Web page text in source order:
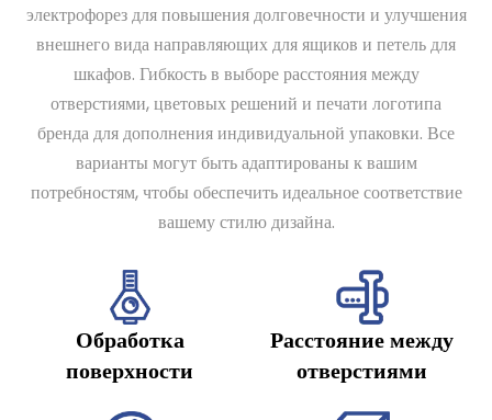
электрофорез для повышения долговечности и улучшения
внешнего вида направляющих для ящиков и петель для
шкафов. Гибкость в выборе расстояния между
отверстиями, цветовых решений и печати логотипа
бренда для дополнения индивидуальной упаковки. Все
варианты могут быть адаптированы к вашим
потребностям, чтобы обеспечить идеальное соответствие
вашему стилю дизайна.
Обработка
поверхности
Расстояние между
отверстиями